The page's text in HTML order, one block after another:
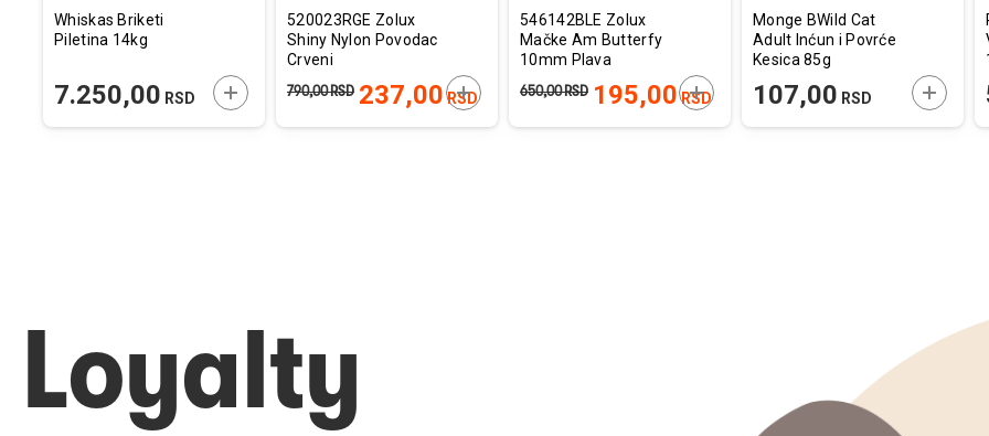
U KORPU
Whiskas Briketi
Piletina 14kg
7.250,00 RSD DODAJTE U KORPU
520023RGE Zolux
Shiny Nylon Povodac
Crveni
237,00RSD
790,00RSD DODAJTE U KORPU
546142BLE Zolux
Mačke Am Butterfy
10mm Plava
195,00RSD
650,00RSD DODAJTE U KORPU
Monge BWild Cat
Adult Inćun i Povrće
Kesica 85g
107,00 RSD
Loyalty